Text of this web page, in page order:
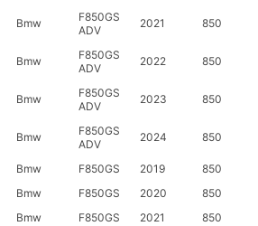
Bmw
F850GS
ADV
2021 850
Bmw
F850GS
ADV
2022 850
Bmw
F850GS
ADV
2023 850
Bmw
F850GS
ADV
2024 850
Bmw F850GS 2019 850
Bmw
F850GS 2020 850
Bmw
F850GS 2021 850